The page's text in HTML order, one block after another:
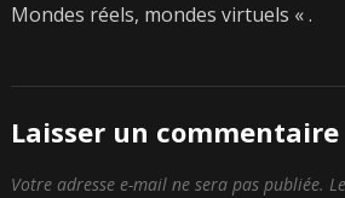
Mondes réels, mondes virtuels « .
Laisser un commentaire
Votre adresse e-mail ne sera pas publiée.